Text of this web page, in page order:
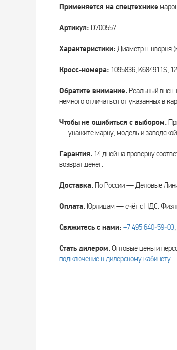
Применяется на спецтехнике
Артикул: D700557
Характеристики: Диаметр шкворня
Кросс-номера: 1095836, K684911S,
Обратите внимание.Реальный
немного отличаться от указанных в
Чтобы не ошибиться с выбором.
— укажите марку, модель и
Гарантия. 14 дней на проверку
возврат денег.
Доставка.По России — Деловые
Оплата. Юрлицам — счёт с НДС.
Свяжитесь с нами: +7 495 640‑59‑03,
Стать дилером.Оптовые цены и
подключение к дилерскому кабинету.